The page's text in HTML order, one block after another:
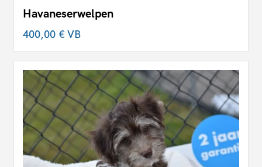
Havaneserwelpen
400,00 €VB